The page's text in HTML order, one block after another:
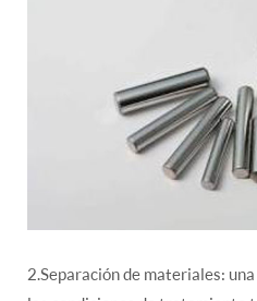
2.Separación de materiales: